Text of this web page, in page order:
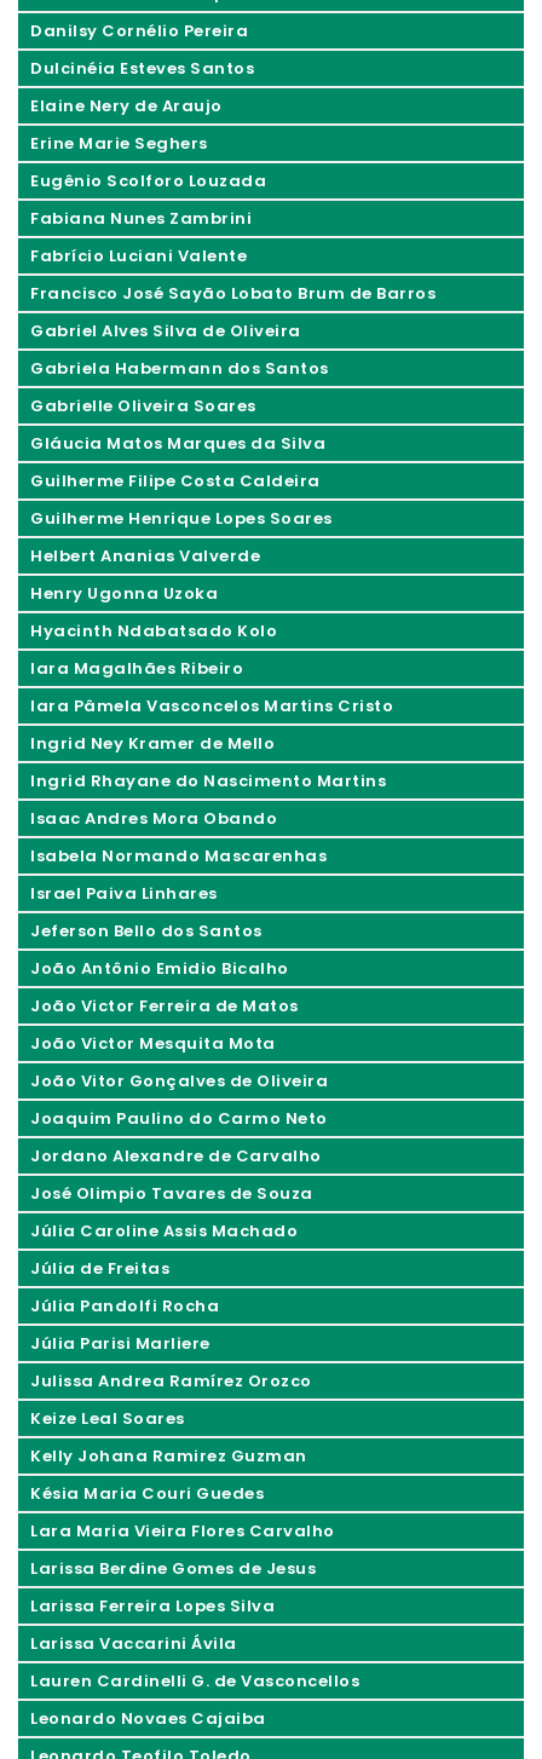
Danilsy Cornélio Pereira
Dulcinéia Esteves Santos
Elaine Nery de Araujo
Erine Marie Seghers
Eugênio Scolforo Louzada
Fabiana Nunes Zambrini
Fabrício Luciani Valente
Francisco José Sayão Lobato Brum de Barros
Gabriel Alves Silva de Oliveira
Gabriela Habermann dos Santos
Gabrielle Oliveira Soares
Gláucia Matos Marques da Silva
Guilherme Filipe Costa Caldeira
Guilherme Henrique Lopes Soares
Helbert Ananias Valverde
Henry Ugonna Uzoka
Hyacinth Ndabatsado Kolo
Iara Magalhães Ribeiro
Iara Pâmela Vasconcelos Martins Cristo
Ingrid Ney Kramer de Mello
Ingrid Rhayane do Nascimento Martins
Isaac Andres Mora Obando
Isabela Normando Mascarenhas
Israel Paiva Linhares
Jeferson Bello dos Santos
João Antônio Emidio Bicalho
João Victor Ferreira de Matos
João Victor Mesquita Mota
João Vitor Gonçalves de Oliveira
Joaquim Paulino do Carmo Neto
Jordano Alexandre de Carvalho
José Olimpio Tavares de Souza
Júlia Caroline Assis Machado
Júlia de Freitas
Júlia Pandolfi Rocha
Júlia Parisi Marliere
Julissa Andrea Ramírez Orozco
Keize Leal Soares
Kelly Johana Ramirez Guzman
Késia Maria Couri Guedes
Lara Maria Vieira Flores Carvalho
Larissa Berdine Gomes de Jesus
Larissa Ferreira Lopes Silva
Larissa Vaccarini Ávila
Lauren Cardinelli G. de Vasconcellos
Leonardo Novaes Cajaiba